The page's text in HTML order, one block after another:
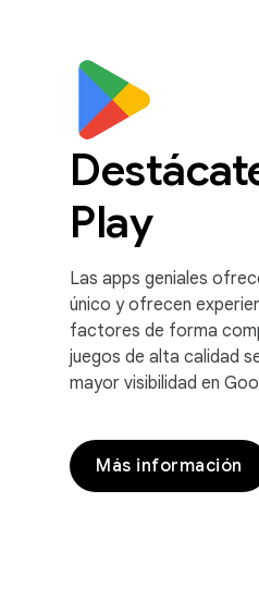
Play
Las apps geniales
único y ofrecen
factores de forma
juegos de alta calidad
mayor visibilidad en
Más información